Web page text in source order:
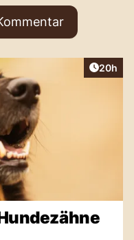
Artikel
20h